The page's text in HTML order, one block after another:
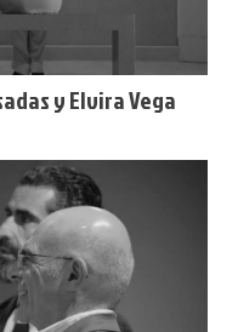
y Elvira Vega